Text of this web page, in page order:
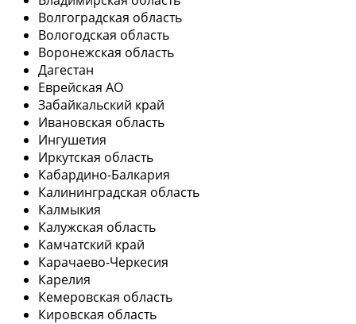
Волгоградская область
Вологодская область
Воронежская область
Дагестан
Еврейская АО
Забайкальский край
Ивановская область
Ингушетия
Иркутская область
Кабардино-Балкария
Калининградская область
Калмыкия
Калужская область
Камчатский край
Карачаево-Черкесия
Карелия
Кемеровская область
Кировская область